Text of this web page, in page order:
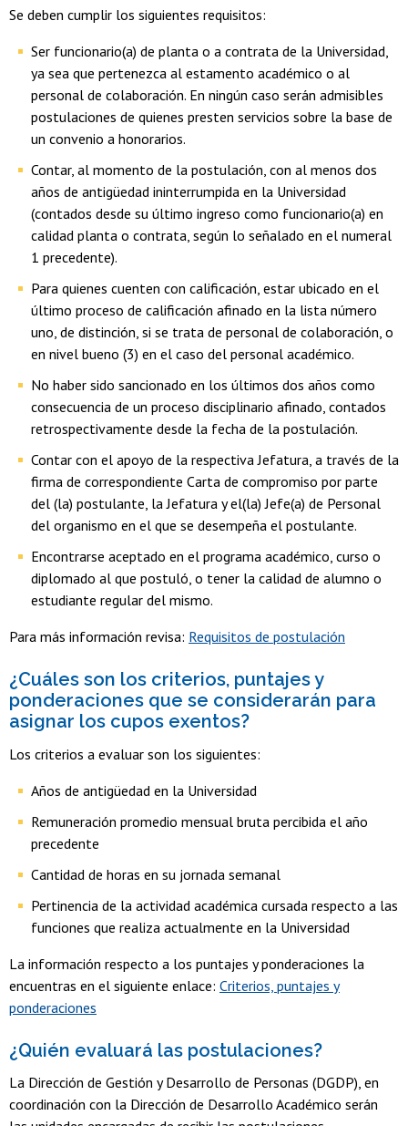
Se deben cumplir los siguientes requisitos:
Ser funcionario(a) de planta o a contrata de la Universidad,
ya sea que pertenezca al estamento académico o al
personal de colaboración. En ningún caso serán admisibles
postulaciones de quienes presten servicios sobre la base de
un convenio a honorarios.
Contar, al momento de la postulación, con al menos dos
años de antigüedad ininterrumpida en la Universidad
(contados desde su último ingreso como funcionario(a) en
calidad planta o contrata, según lo señalado en el numeral
1 precedente).
Para quienes cuenten con calificación, estar ubicado en el
último proceso de calificación afinado en la lista número
uno, de distinción, si se trata de personal de colaboración, o
en nivel bueno (3) en el caso del personal académico.
No haber sido sancionado en los últimos dos años como
consecuencia de un proceso disciplinario afinado, contados
retrospectivamente desde la fecha de la postulación.
Contar con el apoyo de la respectiva Jefatura, a través de la
firma de correspondiente Carta de compromiso por parte
del (la) postulante, la Jefatura y el(la) Jefe(a) de Personal
del organismo en el que se desempeña el postulante.
Encontrarse aceptado en el programa académico, curso o
diplomado al que postuló, o tener la calidad de alumno o
estudiante regular del mismo.
Para más información revisa: Requisitos de postulación
¿Cuáles son los criterios, puntajes y
ponderaciones que se considerarán para
asignar los cupos exentos?
Los criterios a evaluar son los siguientes:
Años de antigüedad en la Universidad
Remuneración promedio mensual bruta percibida el año
precedente
Cantidad de horas en su jornada semanal
Pertinencia de la actividad académica cursada respecto a las
funciones que realiza actualmente en la Universidad
La información respecto a los puntajes y ponderaciones la
encuentras en el siguiente enlace: Criterios, puntajes y
ponderaciones
¿Quién evaluará las postulaciones?
La Dirección de Gestión y Desarrollo de Personas (DGDP), en
coordinación con la Dirección de Desarrollo Académico serán